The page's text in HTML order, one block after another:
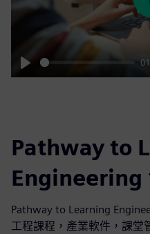
Play
Pathway to
Engineering
Pathway to Learning
工程課程，產業軟件，課堂